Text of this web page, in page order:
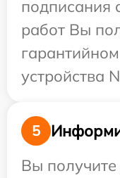
подписания
работ Вы
устройства
5
Вы